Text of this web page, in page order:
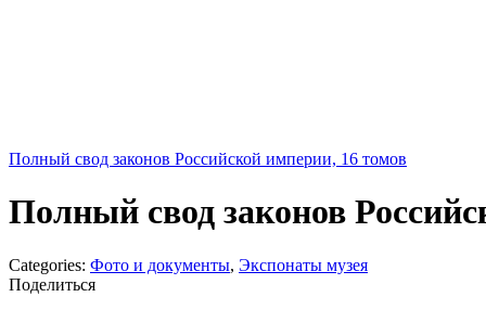
Полный свод законов Российской империи, 16 томов
Полный свод законов
Categories: Фото и документы, Экспонаты музея
Поделиться